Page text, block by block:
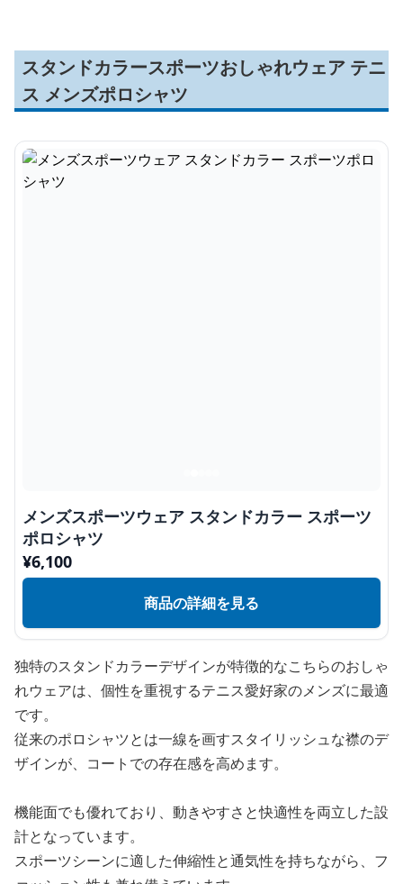
スタンドカラースポーツおしゃれウェア テニ
ス メンズポロシャツ
メンズスポーツウェア スタンドカラー スポーツ
ポロシャツ
¥6,100
商品の詳細を見る
独特のスタンドカラーデザインが特徴的なこちらのおしゃ
れウェアは、個性を重視するテニス愛好家のメンズに最適
です。
従来のポロシャツとは一線を画すスタイリッシュな襟のデ
ザインが、コートでの存在感を高めます。
機能面でも優れており、動きやすさと快適性を両立した設
計となっています。
スポーツシーンに適した伸縮性と通気性を持ちながら、フ